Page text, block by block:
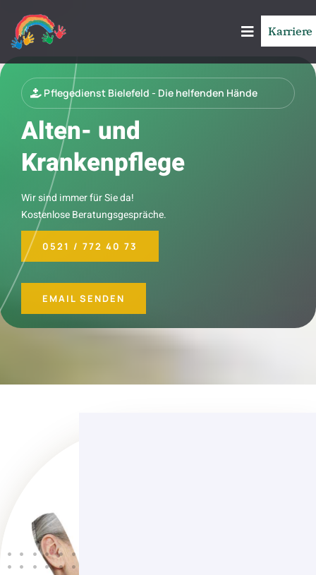
Karriere
Pflegedienst Bielefeld - Die helfenden Hände
Alten- und
Krankenpflege
Wir sind immer für Sie da!
Kostenlose Beratungsgespräche.
0521 / 772 40 73
EMAIL SENDEN